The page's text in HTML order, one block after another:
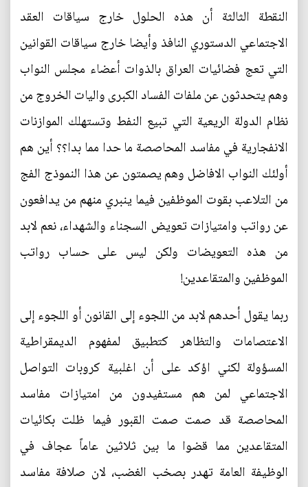
النقطة الثالثة أن هذه الحلول خارج سياقات العقد
الاجتماعي الدستوري النافذ وأيضا خارج سياقات القوانين
التي تعج فضائيات العراق بالذوات أعضاء مجلس النواب
وهم يتحدثون عن ملفات الفساد الكبرى واليات الخروج من
نظام الدولة الريعية التي تبيع النفط وتستهلك الموازنات
الانفجارية في مفاسد المحاصصة ما حدا مما بدا؟؟ أين هم
أولئك النواب الافاضل وهم يصمتون عن هذا النموذج الفج
من التلاعب بقوت الموظفين فيما ينبري منهم من يدافعون
عن رواتب وامتيازات تعويض السجناء والشهداء، نعم لابد
من هذه التعويضات ولكن ليس على حساب رواتب
الموظفين والمتقاعدين!
ربما يقول أحدهم لابد من اللجوء إلى القانون أو اللجوء إلى
الاعتصامات والتظاهر كتطبيق لمفهوم الديمقراطية
المسؤولة لكني اؤكد على أن اغلبية كروبات التواصل
الاجتماعي لمن هم مستفيدون من امتيازات مفاسد
المحاصصة قد صمت صمت القبور فيما ظلت بكائيات
المتقاعدين مما قضوا ما بين ثلاثين عاماً عجاف في
الوظيفة العامة تهدر بصخب الغضب، لان صلافة مفاسد